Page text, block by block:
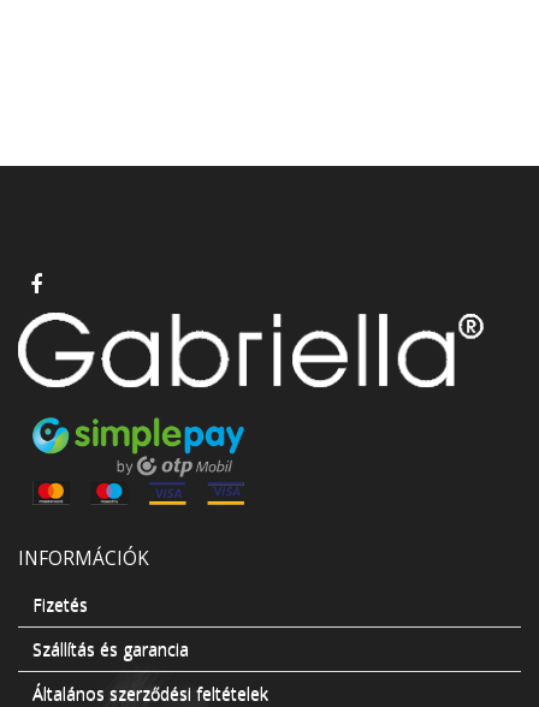
INFORMÁCIÓK
Fizetés
Szállítás és garancia
Általános szerződési feltételek